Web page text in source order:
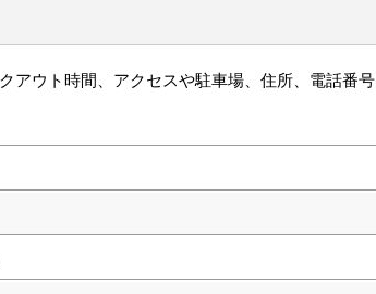
アウト時間、アクセスや駐車場、住所、電話番号